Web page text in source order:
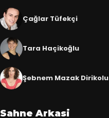
Çağlar Tüfekçi
Tara Haçikoğlu
Şebnem Mazak Dirikolu
Sahne Arkasi